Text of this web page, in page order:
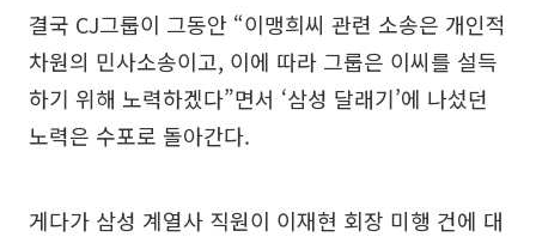
결국 CJ그룹이 그동안 “이맹희씨 관련 소송은 개인적
차원의 민사소송이고, 이에 따라 그룹은 이씨를 설득
하기 위해 노력하겠다”면서 ‘삼성 달래기’에 나섰던
노력은 수포로 돌아간다.
게다가 삼성 계열사 직원이 이재현 회장 미행 건에 대